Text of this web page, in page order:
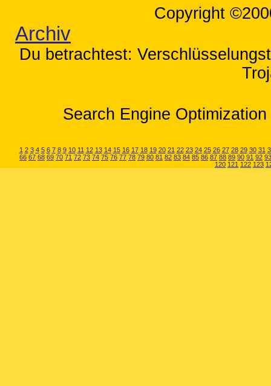
Copyright
Archiv
Du betrachtest:
Search Engine
1 2 3 4 5 6 7 8 9 10 11 12 13 14 15 16 17 18 19 20 21 22 23 24 25 26 27 28 29 30 31
66 67 68 69 70 71 72 73 74 75 76 77 78 79 80 81 82 83 84 85 86 87 88 89 90 91 92 93
120 121 122 123